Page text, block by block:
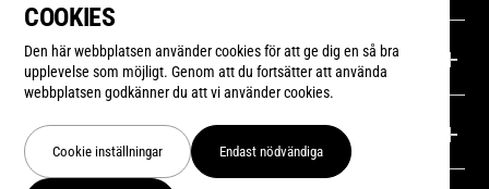
COOKIES
Den här webbplatsen använder cookies för att ge dig en så bra
upplevelse som möjligt. Genom att du fortsätter att använda
webbplatsen godkänner du att vi använder cookies.
Cookie inställningar Endast nödvändiga
Inspiration
Kontakta oss
Våra återförsäljare
LOHMANDERS
Om oss
FÖLJ OSS